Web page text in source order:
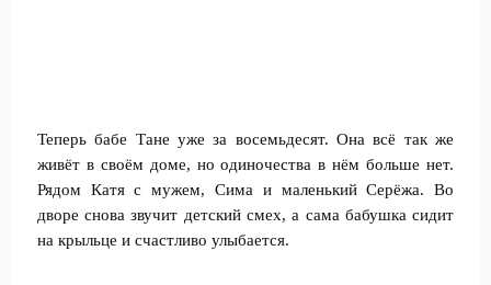
Теперь бабе Тане уже за восемьдесят. Она всё так же
живёт в своём доме, но одиночества в нём больше нет.
Рядом Катя с мужем, Сима и маленький Серёжа. Во
дворе снова звучит детский смех, а сама бабушка сидит
на крыльце и счастливо улыбается.